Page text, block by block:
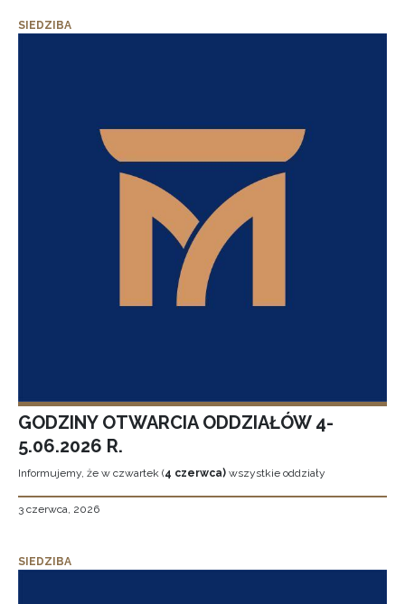
SIEDZIBA
GODZINY OTWARCIA ODDZIAŁÓW 4-
5.06.2026 R.
Informujemy, że w czwartek (4 czerwca) wszystkie oddziały
3 czerwca, 2026
SIEDZIBA